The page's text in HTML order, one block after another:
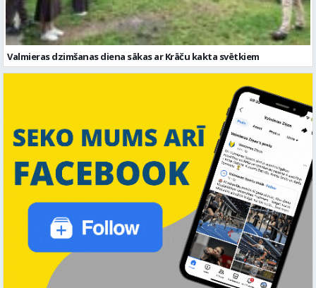
Valmieras dzimšanas diena sākas ar Krāču kakta svētkiem